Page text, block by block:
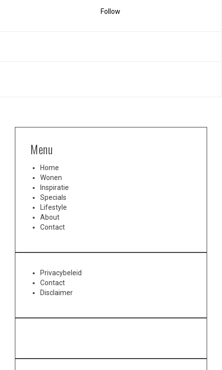
Follow
Menu
Home
Wonen
Inspiratie
Specials
Lifestyle
About
Contact
Privacybeleid
Contact
Disclaimer